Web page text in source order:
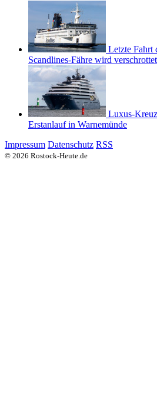
Letzte Fahrt
Scandlines-Fähre wird verschrottet
Luxus-
Erstanlauf in Warnemünde
Impressum Datenschutz RSS
© 2026 Rostock-Heute.de